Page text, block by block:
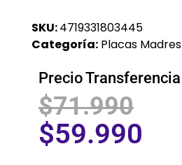
SKU:4719331803445
Categoría: Placas Madres
Precio Transferencia
$71.990
$59.990